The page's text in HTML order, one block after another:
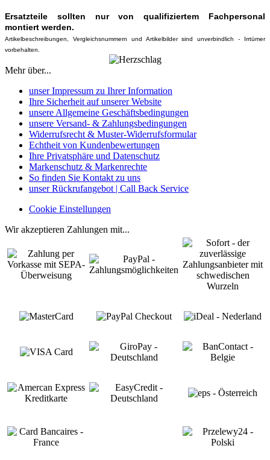
Ersatzteile sollten nur von qualifiziertem Fachpersonal
montiert werden.
Artikelbeschreibungen, Vergleichsnummern und Artikelbilder sind unverbindlich - Irrtümer
vorbehalten.
Mehr über...
unser Impressum zu Ihrer Information
Ihre Sicherheit auf unserer Website
unsere Allgemeine Geschäftsbedingungen
unsere Versand- & Zahlungsbedingungen
Widerrufsrecht & Muster-Widerrufsformular
Echtheit von Kundenbewertungen
Ihre Privatsphäre und Datenschutz
Markenschutz & Markenrechte
So finden Sie Kontakt zu uns
unser Rückrufangebot | Call Back Service
Cookie Einstellungen
Wir akzeptieren Zahlungen mit...